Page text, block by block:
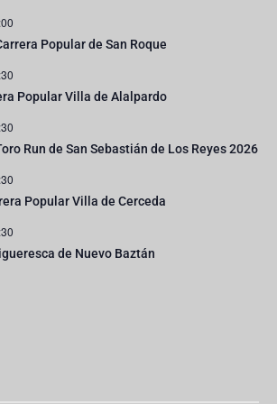
Popular de San Roque
Popular Villa de Alalpardo
Run de San Sebastián de Los Reyes 2026
Popular Villa de Cerceda
de Nuevo Baztán